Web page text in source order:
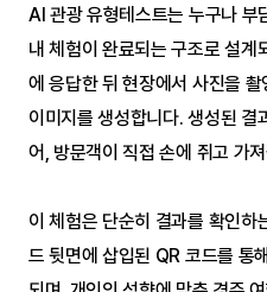
AI 관광 유형테스트는 누구나 부
내 체험이 완료되는 구조로 설계
에 응답한 뒤 현장에서 사진을
이미지를 생성합니다. 생성된 결
어, 방문객이 직접 손에 쥐고 가
이 체험은 단순히 결과를 확인하
드 뒷면에 삽입된 QR 코드를 통